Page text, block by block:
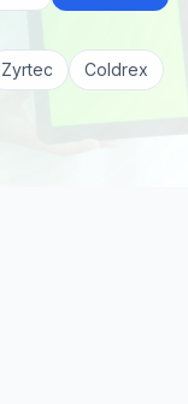
Zyrtec Coldrex